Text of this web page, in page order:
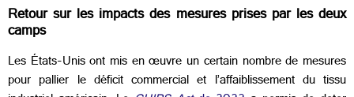
Retour sur les impacts des mesures prises par les deux
camps
Les États-Unis ont mis en œuvre un certain nombre de mesures
pour pallier le déficit commercial et l’affaiblissement du tissu